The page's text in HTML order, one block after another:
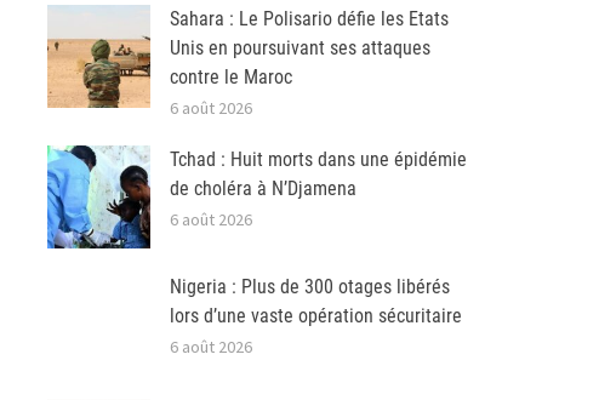
Sahara : Le Polisario défie les Etats
Unis en poursuivant ses attaques
contre le Maroc
6 août 2026
Tchad : Huit morts dans une épidémie
de choléra à N’Djamena
6 août 2026
Nigeria : Plus de 300 otages libérés
lors d’une vaste opération sécuritaire
6 août 2026